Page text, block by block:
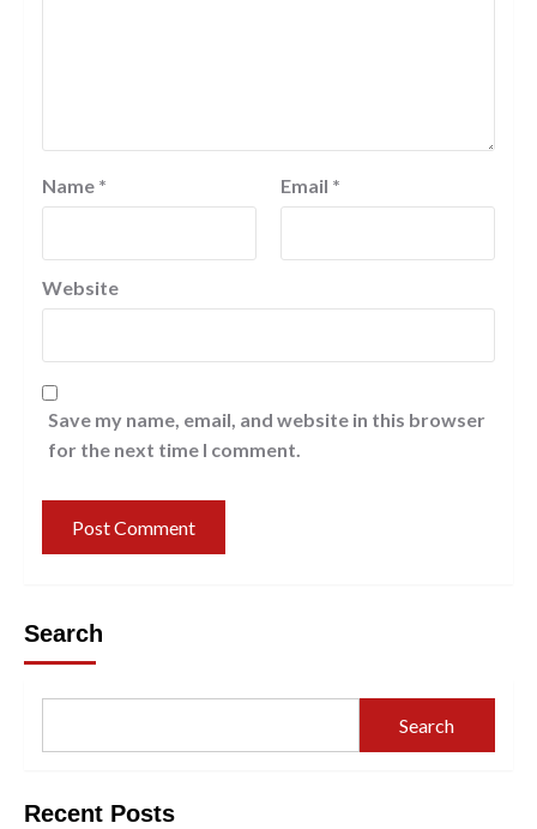
Name * Email *
Website
Save my name, email, and website in this browser
for the next time I comment.
Search
Search
Recent Posts